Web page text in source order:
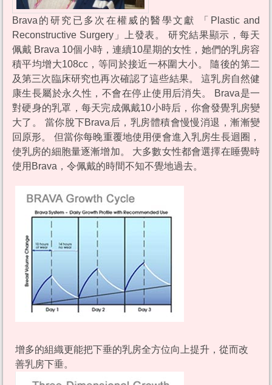
Brava的研究已多次在權威的醫學文獻 「Plastic and
Reconstructive Surgery」上發表。 研究結果顯示，每天
佩戴 Brava 10個小時，連續10星期的女性，她們的乳房容
積平均增大108cc，等同於接近一杯圍大小。 隨後的第二
及第三次臨床研究也再次確認了這些結果。 這乳房自然健
康生長屬於永久性，不會在停止使用后消失。 Brava是一
對硬身的乳罩，每天完成佩戴10小時后，你會發覺乳房變
大了。 當你脫下Brava后，乳房體積會慢慢消退，漸漸變
回原形。 但當你每晚重覆地使用便會進入乳房生長迴圈，
使乳房的細胞量逐漸增加。 大多數女性都會選擇在睡覺時
使用Brava，令佩戴的時間不知不覺地過去。
增多的組織更能把下垂的乳房全方位向上提升，從而改
善乳房下垂。